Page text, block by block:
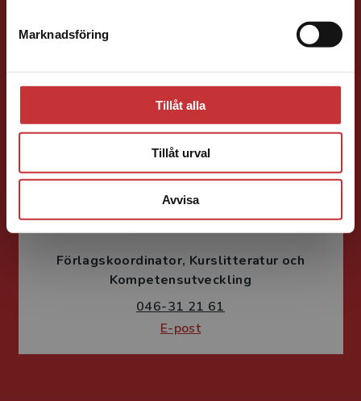
Marknadsföring
Tillåt alla
Tillåt urval
Avvisa
Samhällsvetenskap och humaniora, Språk
E-post
Susanne Borg-Törn
Förlagskoordinator Kurslitteratur och
Kompetensutveckling
046-31 21 61
E-post